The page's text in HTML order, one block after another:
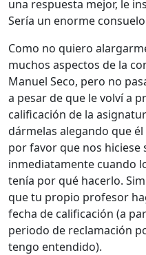
una respuesta mejor, le
Sería un enorme
Como no quiero
muchos aspectos de la
Manuel Seco, pero no
a pesar de que le volví a
calificación de la
dármelas alegando que
por favor que nos hiciese
inmediatamente cuando
tenía por qué hacerlo.
que tu propio profesor
fecha de calificación (a
periodo de reclamación
tengo entendido).